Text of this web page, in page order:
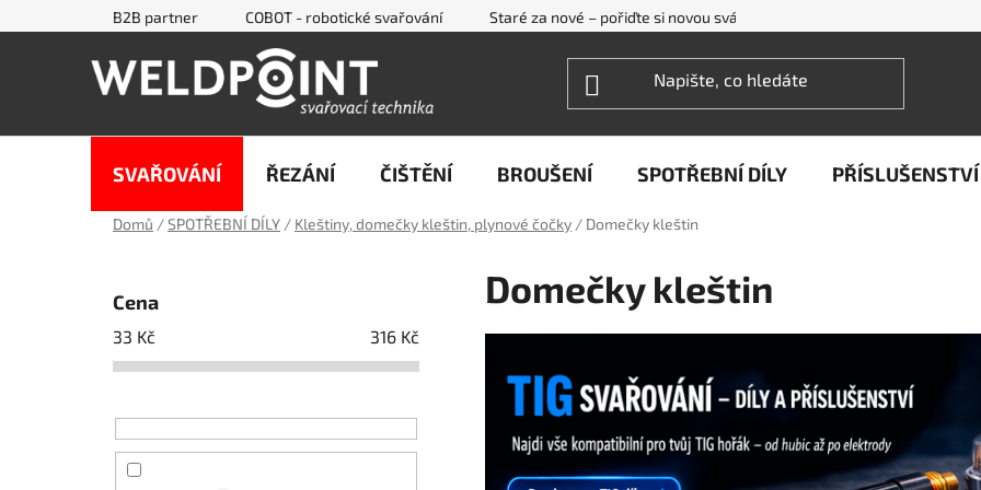
na
B2B partner COBOT - robotické svařování Staré za nové – pořiďte si novou svářečku WECO levněji FAQ -
SVAŘOVÁNÍ ŘEZÁNÍ ČIŠTĚNÍ BROUŠENÍ SPOTŘEBNÍ DÍLY PŘÍSLUŠENSTVÍ
Domů /SPOTŘEBNÍ DÍLY / Kleštiny, domečky kleštin, plynové čočky / Domečky kleštin
Cena
33 Kč 316 Kč
Domečky kleštin